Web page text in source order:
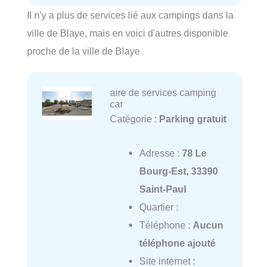
Il n'y a plus de services lié aux campings dans la
ville de Blaye, mais en voici d'autres disponible
proche de la ville de Blaye
aire de services camping
car
Catégorie : Parking gratuit
Adresse : 78 Le
Bourg-Est, 33390
Saint-Paul
Quartier :
Téléphone : Aucun
téléphone ajouté
Site internet :